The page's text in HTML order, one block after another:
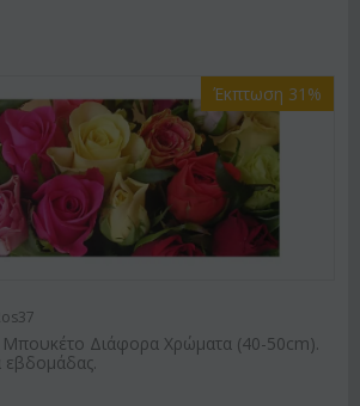
Έκπτωση 31%
Διάφορα Χρώματα (40-50cm).